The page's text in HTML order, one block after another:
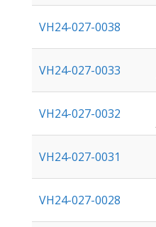
VH24-027-0038
VH24-027-0033
VH24-027-0032
VH24-027-0031
VH24-027-0028